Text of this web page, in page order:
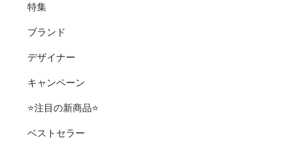
特集
ブランド
デザイナー
キャンペーン
⭐️注目の新商品⭐️
ベストセラー